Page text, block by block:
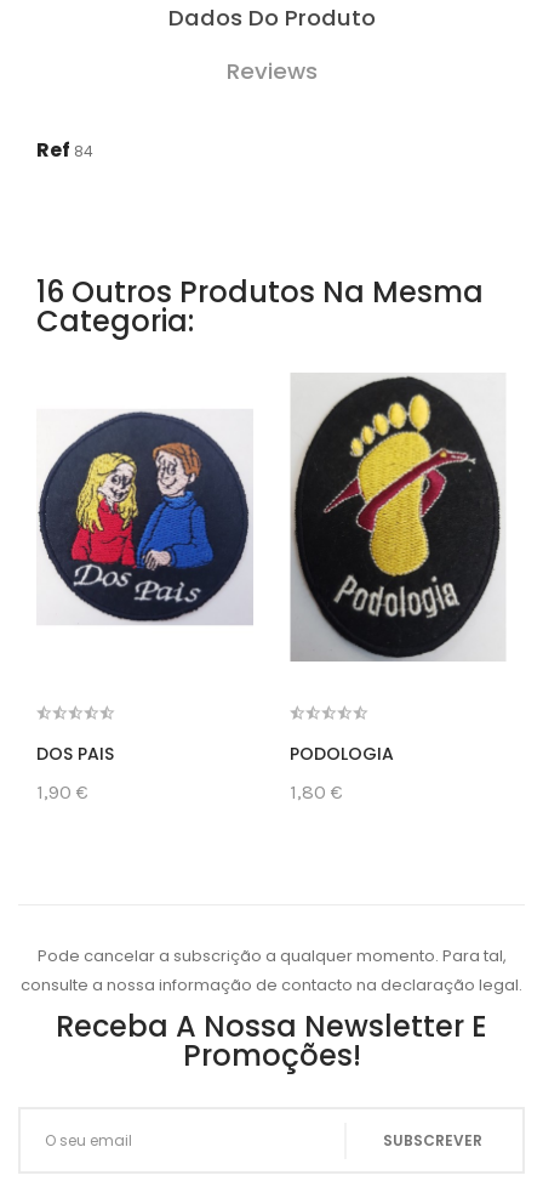
Dados Do Produto
Reviews
Ref 84
16 Outros Produtos Na Mesma
Categoria:
DOS PAIS
1,90 €
PODOLOGIA
1,80 €
Pode cancelar a subscrição a qualquer momento. Para tal,
consulte a nossa informação de contacto na declaração legal.
Receba A Nossa Newsletter E
Promoções!